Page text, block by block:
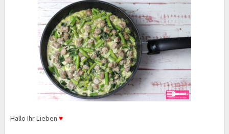
Hallo Ihr Lieben ♥